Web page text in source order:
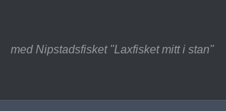
med Nipstadsfisket "Laxfisket mitt i stan"